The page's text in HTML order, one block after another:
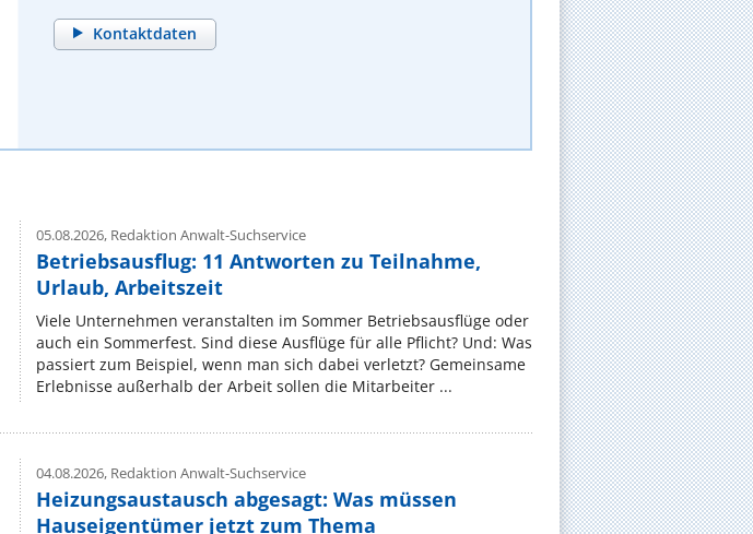
Kontaktdaten
05.08.2026,Redaktion Anwalt-Suchservice
Betriebsausflug: 11 Antworten zu Teilnahme,
Urlaub, Arbeitszeit
Viele Unternehmen veranstalten im Sommer Betriebsausflüge oder
auch ein Sommerfest. Sind diese Ausflüge für alle Pflicht? Und: Was
passiert zum Beispiel, wenn man sich dabei verletzt? Gemeinsame
Erlebnisse außerhalb der Arbeit sollen die Mitarbeiter ...
04.08.2026,Redaktion Anwalt-Suchservice
Heizungsaustausch abgesagt: Was müssen
Hauseigentümer jetzt zum Thema